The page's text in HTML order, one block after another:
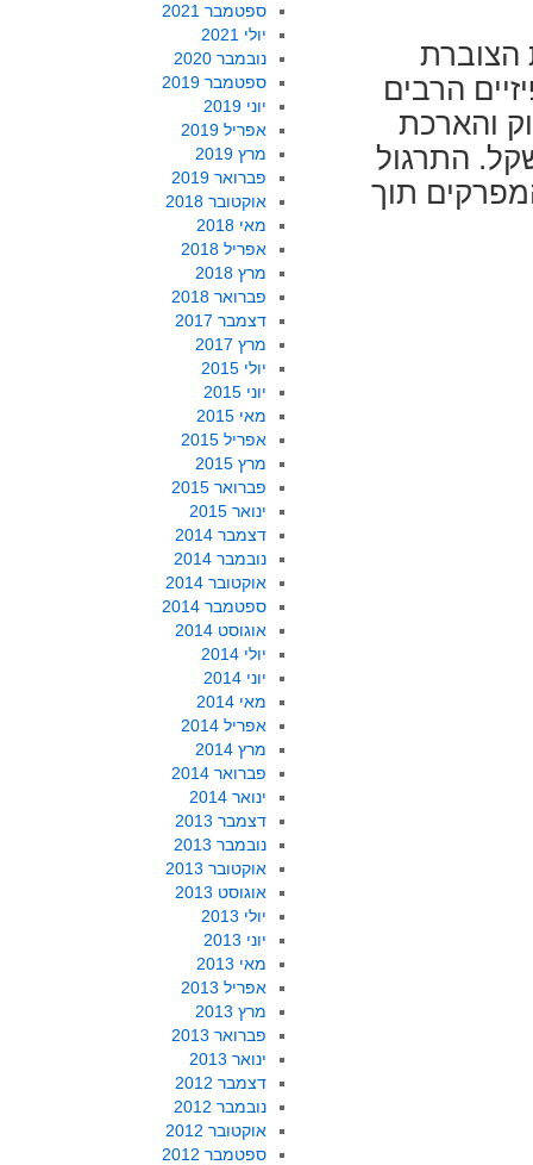
הצוברת
הרבים
והארכת
התרגול
תוך
ספטמבר 2021
יולי 2021
נובמבר 2020
ספטמבר 2019
יוני 2019
אפריל 2019
מרץ 2019
פברואר 2019
אוקטובר 2018
מאי 2018
אפריל 2018
מרץ 2018
פברואר 2018
דצמבר 2017
מרץ 2017
יולי 2015
יוני 2015
מאי 2015
אפריל 2015
מרץ 2015
פברואר 2015
ינואר 2015
דצמבר 2014
נובמבר 2014
אוקטובר 2014
ספטמבר 2014
אוגוסט 2014
יולי 2014
יוני 2014
מאי 2014
אפריל 2014
מרץ 2014
פברואר 2014
ינואר 2014
דצמבר 2013
נובמבר 2013
אוקטובר 2013
אוגוסט 2013
יולי 2013
יוני 2013
מאי 2013
אפריל 2013
מרץ 2013
פברואר 2013
ינואר 2013
דצמבר 2012
נובמבר 2012
אוקטובר 2012
ספטמבר 2012